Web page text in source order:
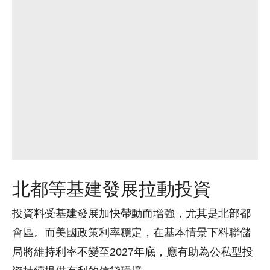
北都等基建發展拉動投資
投資料受基建發展加快帶動而增強，尤其是北部都
會區。而美國政策利率穩定，在基本情景下料聯儲
局將維持利率不變至2027年底，應有助為公私型投